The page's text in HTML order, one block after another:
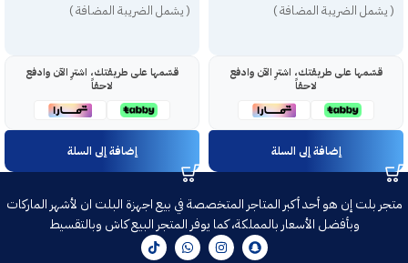
( يشمل الضريبة المضافة )
قسّمها على طريقتك، اشترِ الآن وادفع
لاحقاً
إضافة إلى السلة
( يشمل الضريبة المضافة )
قسّمها على طريقتك، اشترِ الآن وادفع
لاحقاً
إضافة إلى السلة
متجر بلت إن هو أحد أكبر المتاجر المتخصصة في بيع اجهزة البلت ان لأشهر الماركات
وبأفضل الأسعار بالمملكة، كما يوفر المتجر البيع كاش وبالتقسيط